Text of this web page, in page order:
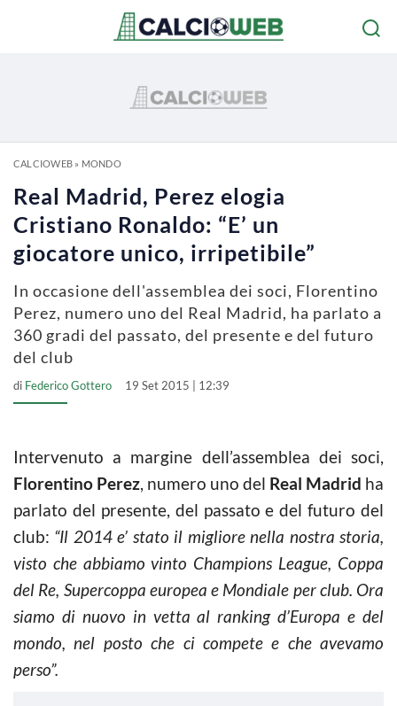
CALCIOWEB» MONDO
Real Madrid, Perez elogia
Cristiano Ronaldo: “E’ un
giocatore unico, irripetibile”
In occasione dell'assemblea dei soci, Florentino
Perez, numero uno del Real Madrid, ha parlato a
360 gradi del passato, del presente e del futuro
del club
di Federico Gottero 19 Set 2015 | 12:39
Intervenuto a margine dell’assemblea dei soci,
Florentino Perez, numero uno del Real Madrid ha
parlato del presente, del passato e del futuro del
club: “Il 2014 e’ stato il migliore nella nostra storia,
visto che abbiamo vinto Champions League, Coppa
del Re, Supercoppa europea e Mondiale per club. Ora
siamo di nuovo in vetta al ranking d’Europa e del
mondo, nel posto che ci compete e che avevamo
perso”.